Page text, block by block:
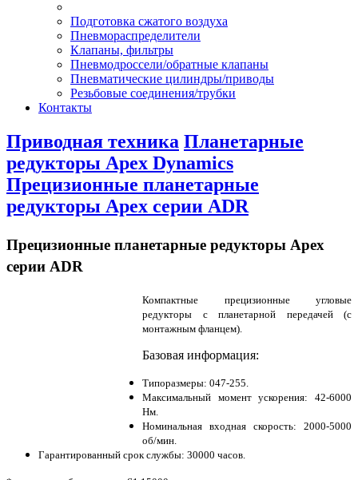
Подготовка сжатого воздуха
Пневмораспределители
Клапаны, фильтры
Пневмодроссели/обратные клапаны
Пневматические цилиндры/приводы
Резьбовые соединения/трубки
Контакты
Приводная техника Планетарные
редукторы Apex Dynamics
Прецизионные планетарные
редукторы Apex серии ADR
Прецизионные планетарные редукторы Apex
серии ADR
Компактные прецизионные угловые
редукторы с планетарной передачей (с
монтажным фланцем).
Базовая информация:
Типоразмеры: 047-255.
Максимальный момент ускорения: 42-6000
Нм.
Номинальная входная скорость: 2000-5000
об/мин.
Гарантированный срок службы: 30000 часов.